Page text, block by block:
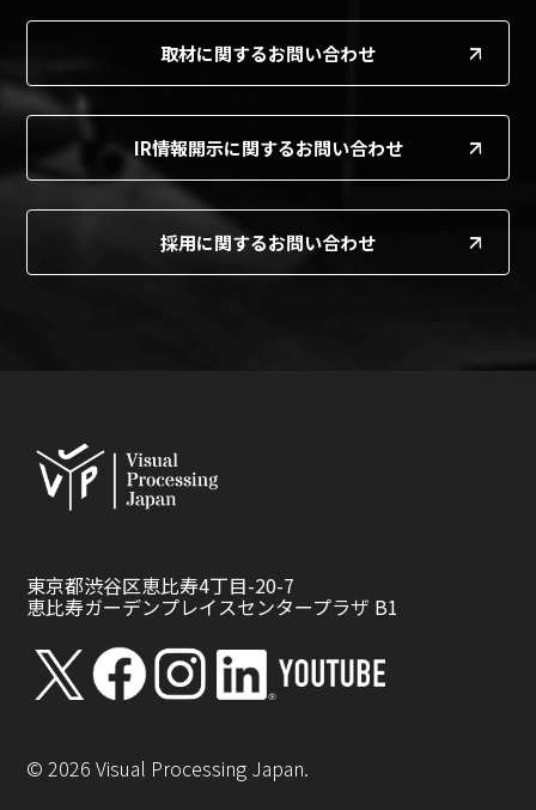
取材に関するお問い合わせ
IR情報開示に関するお問い合わせ
採用に関するお問い合わせ
東京都渋谷区恵比寿4丁目-20-7
恵比寿ガーデンプレイスセンタープラザ B1
©2026 Visual Processing Japan.